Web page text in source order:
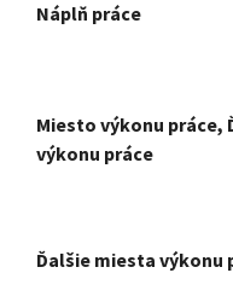
Náplň práce
Miesto výkonu práce,
výkonu práce
Ďalšie miesta výkonu